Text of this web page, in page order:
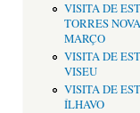
VISITA DE
TORRES
MARÇO
VISITA DE
VISEU
VISITA DE
ÍLHAVO